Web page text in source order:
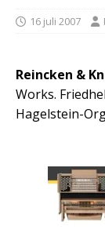
16 juli 2007
Reincken &
Works.
Hagelstein-